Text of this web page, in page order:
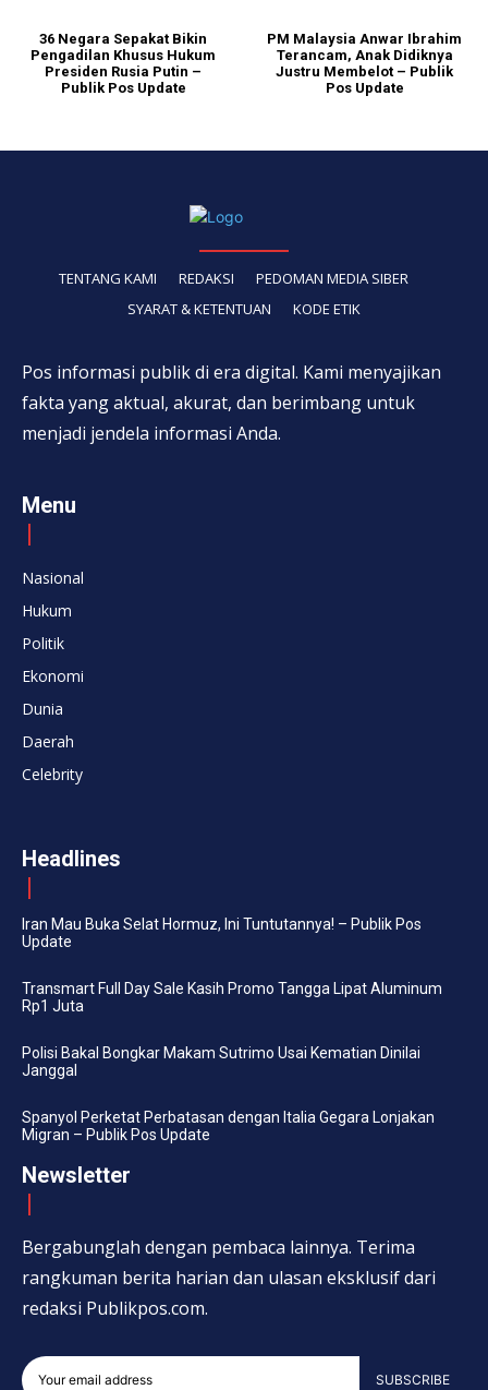
36 Negara Sepakat Bikin
Pengadilan Khusus Hukum
Presiden Rusia Putin –
Publik Pos Update
PM Malaysia Anwar Ibrahim
Terancam, Anak Didiknya
Justru Membelot – Publik
Pos Update
TENTANG KAMI REDAKSI
PEDOMAN MEDIA SIBER
SYARAT & KETENTUAN
KODE ETIK
Pos informasi publik di era digital. Kami menyajikan
fakta yang aktual, akurat, dan berimbang untuk
menjadi jendela informasi Anda.
Menu
Nasional
Hukum
Politik
Ekonomi
Dunia
Daerah
Celebrity
Headlines
Iran Mau Buka Selat Hormuz, Ini Tuntutannya! – Publik Pos
Update
Transmart Full Day Sale Kasih Promo Tangga Lipat Aluminum
Rp1 Juta
Polisi Bakal Bongkar Makam Sutrimo Usai Kematian Dinilai
Janggal
Spanyol Perketat Perbatasan dengan Italia Gegara Lonjakan
Migran – Publik Pos Update
Newsletter
Bergabunglah dengan pembaca lainnya. Terima
rangkuman berita harian dan ulasan eksklusif dari
redaksi Publikpos.com.
SUBSCRIBE